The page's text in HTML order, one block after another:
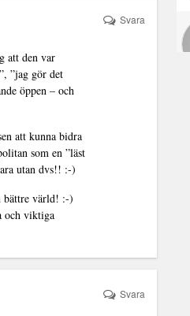
att den var
”jag gör det
öppen – och
att kunna bidra
som en ”läst
utan dvs!! :-)
bättre värld! :-)
och viktiga
Svara
Svara